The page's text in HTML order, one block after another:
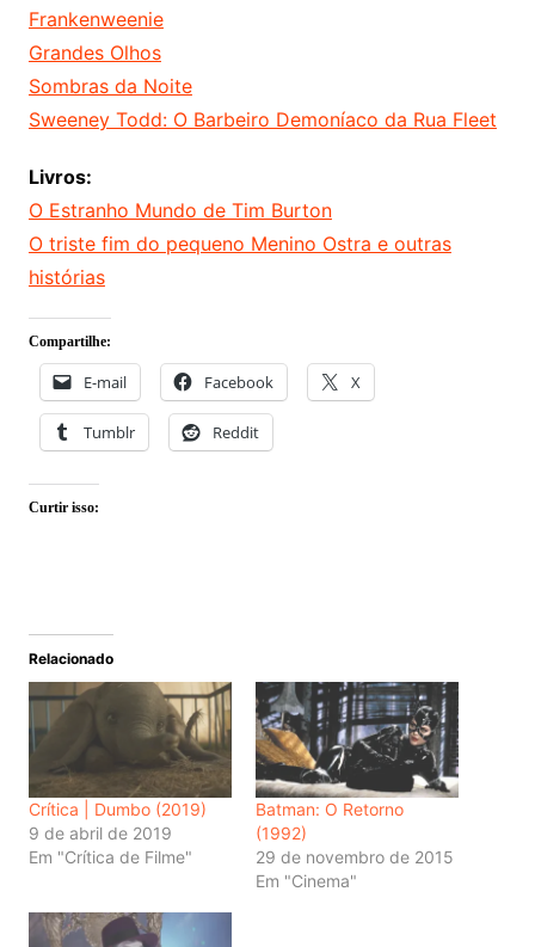
Frankenweenie
Grandes Olhos
Sombras da Noite
Sweeney Todd: O Barbeiro Demoníaco da Rua Fleet
Livros:
O Estranho Mundo de Tim Burton
O triste fim do pequeno Menino Ostra e outras
histórias
Compartilhe:
E-mail Facebook X
Tumblr Reddit
Curtir isso:
Relacionado
Crítica | Dumbo (2019)
9 de abril de 2019
Em "Crítica de Filme"
Batman: O Retorno
(1992)
29 de novembro de 2015
Em "Cinema"